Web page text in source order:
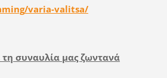
/varia-valitsa/
τη συναυλία μας ζωντανά